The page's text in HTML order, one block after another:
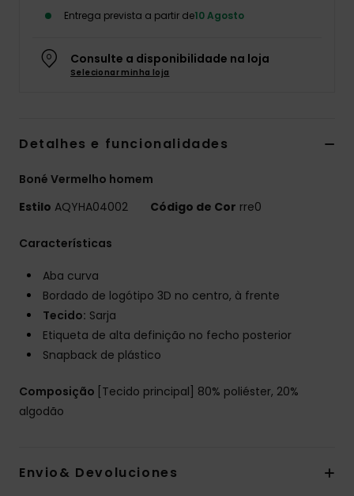
Entrega prevista a partir de10 Agosto
Consulte a disponibilidade na loja
Selecionar minha loja
Detalhes e funcionalidades
Boné Vermelho homem
Estilo AQYHA04002 Código de Cor rre0
Características
Aba curva
Bordado de logótipo 3D no centro, à frente
Tecido: Sarja
Etiqueta de alta definição no fecho posterior
Snapback de plástico
Composição [Tecido principal] 80% poliéster, 20%
algodão
Envio& Devoluciones